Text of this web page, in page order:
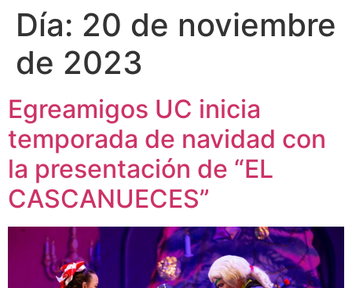
Día: 20 de noviembre
de 2023
Egreamigos UC inicia
temporada de navidad con
la presentación de “EL
CASCANUECES”